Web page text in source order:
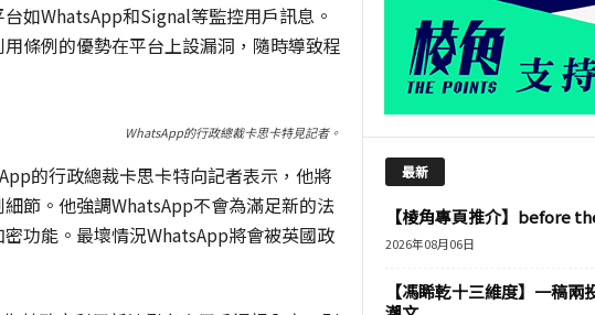
如WhatsApp和Signal等監控用戶訊息。
條例的優勢在平台上設漏洞，隨時導致程
WhatsApp的行政總裁卡思卡特見記者。
的行政總裁卡思卡特向記者表示，他將
節。他強調WhatsApp不會為滿足新的法
功能。最壞情況WhatsApp將會被英國政
最新
【棱角專頁推介】before
2026年08月06日
【馮睎乾十三維度】一稿兩